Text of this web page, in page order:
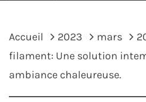
Accueil 2023 mars
filament: Une solution
ambiance chaleureuse.